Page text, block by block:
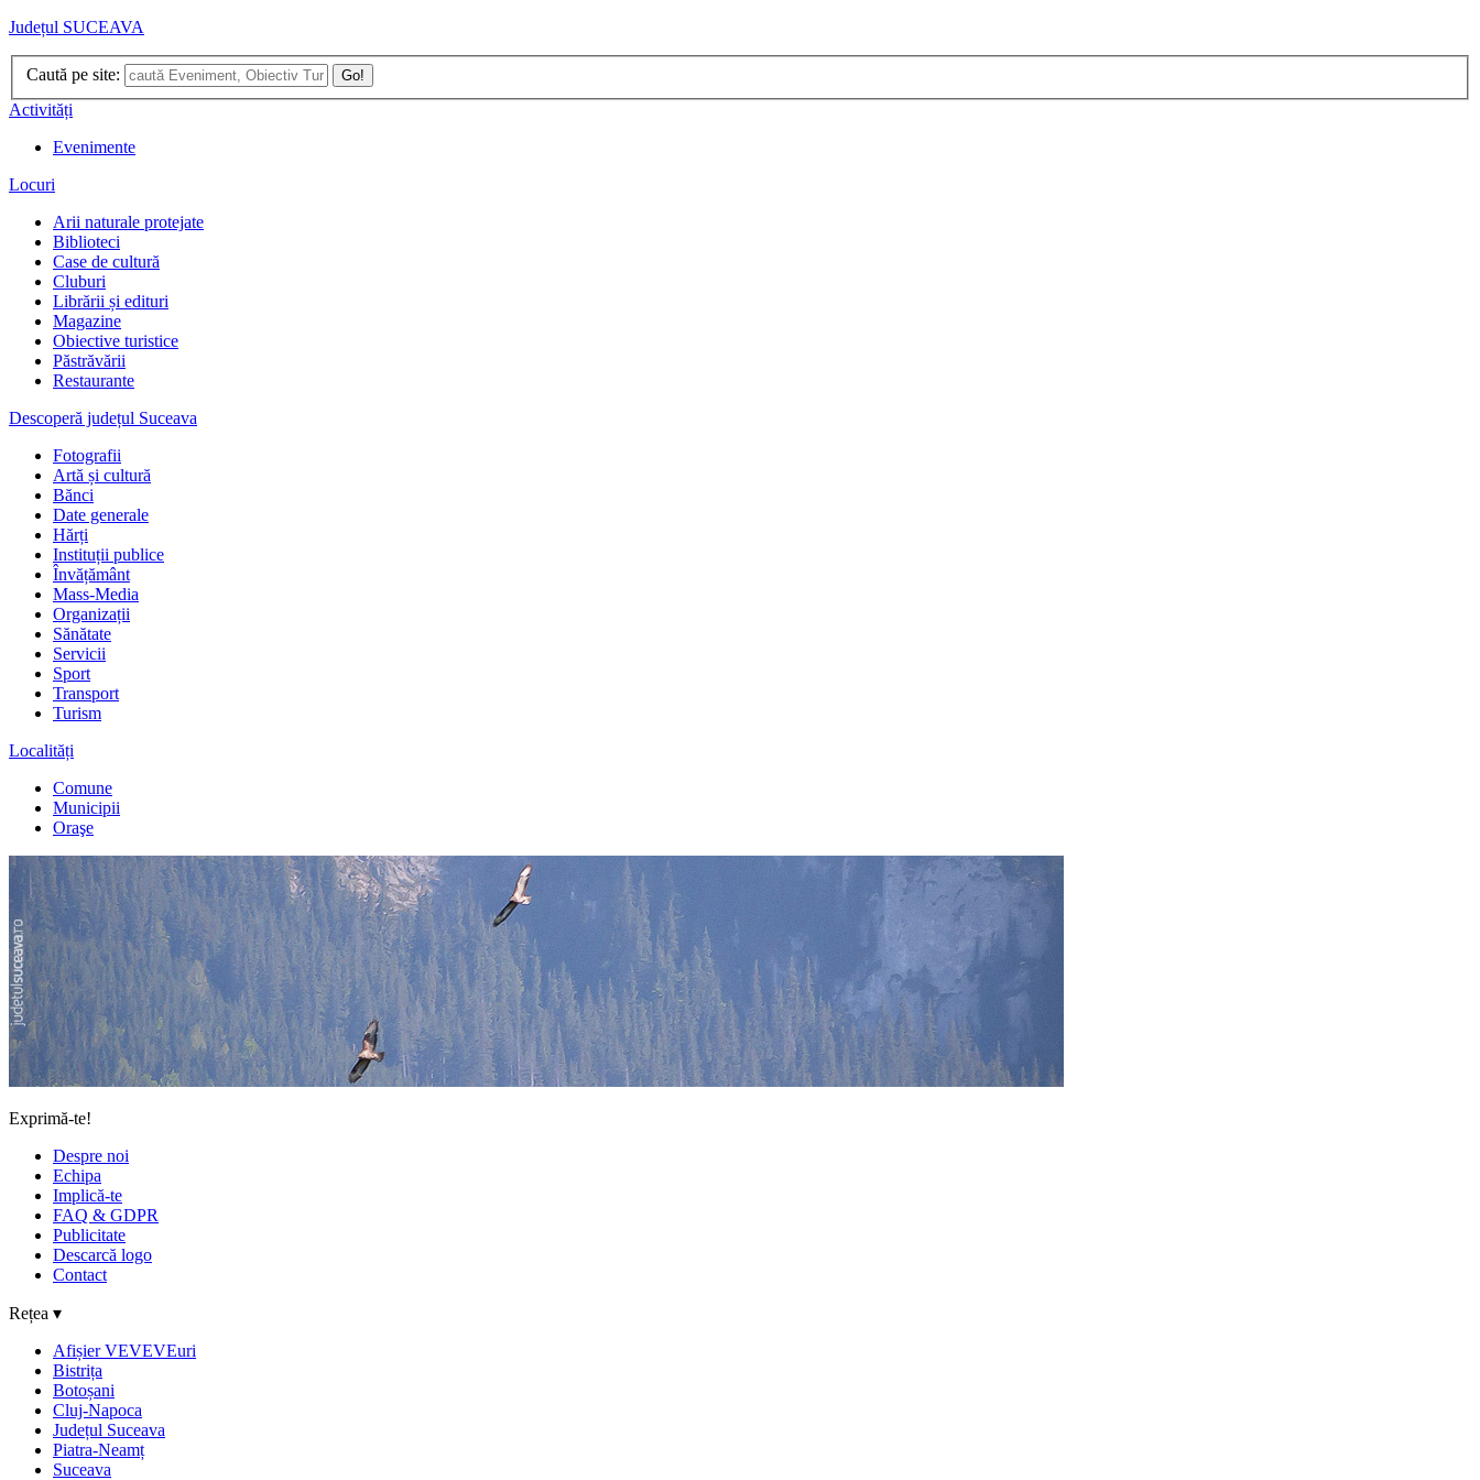
Județul SUCEAVA
Caută pe site: Go!
Activități
Evenimente
Locuri
Arii naturale protejate
Biblioteci
Case de cultură
Cluburi
Librării și edituri
Magazine
Obiective turistice
Păstrăvării
Restaurante
Descoperă județul Suceava
Fotografii
Artă și cultură
Bănci
Date generale
Hărți
Instituții publice
Învățământ
Mass-Media
Organizații
Sănătate
Servicii
Sport
Transport
Turism
Localități
Comune
Municipii
Oraşe
Exprimă-te!
Despre noi
Echipa
Implică-te
FAQ & GDPR
Publicitate
Descarcă logo
Contact
Rețea ▾
Afișier VEVEVEuri
Bistrița
Botoșani
Cluj-Napoca
Județul Suceava
Piatra-Neamț
Suceava